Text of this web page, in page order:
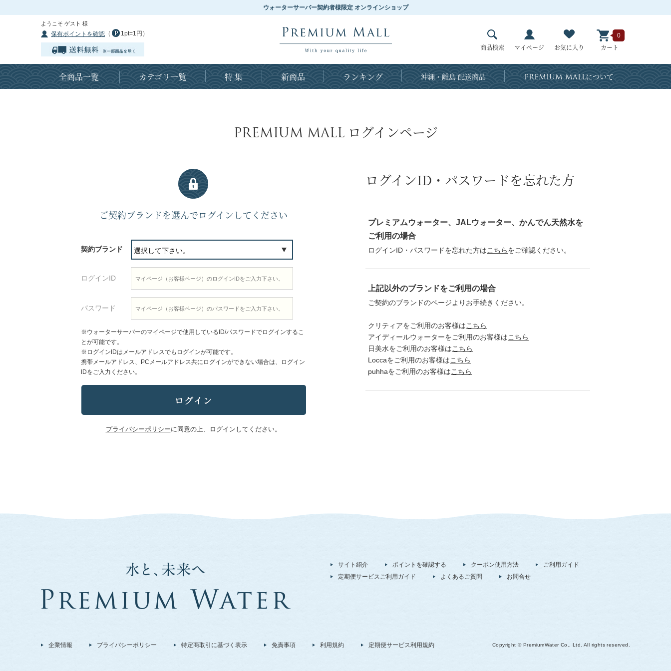
ウォーターサーバー契約者様限定 オンラインショップ
ようこそ ゲスト 様
保有ポイントを確認 （ 1pt=1円）
商品検索 マイページ お気に入り カート
0
全商品一覧 カテゴリ一覧 特 集 新商品 ランキング 沖縄・離島 配送商品 PREMIUM MALLについて
PREMIUM MALLログインページ
ご契約ブランドを選んでログインしてください
契約ブランド
ログインID
パスワード
※ウォーターサーバーのマイページで使用しているID/パスワードでログインするこ
とが可能です。
※ログインIDはメールアドレスでもログインが可能です。
携帯メールアドレス、PCメールアドレス共にログインができない場合は、ログイン
IDをご入力ください。
プライバシーポリシーに同意の上、ログインしてください。
ログインID・パスワードを忘れた方
プレミアムウォーター、JALウォーター、かんでん天然水を
ご利用の場合
ログインID・パスワードを忘れた方はこちらをご確認ください。
上記以外のブランドをご利用の場合
ご契約のブランドのページよりお手続きください。
クリティアをご利用のお客様はこちら
アイディールウォーターをご利用のお客様はこちら
日美水をご利用のお客様はこちら
Loccaをご利用のお客様はこちら
puhhaをご利用のお客様はこちら
サイト紹介 ポイントを確認する クーポン使用方法
ご利用ガイド
定期便サービスご利用ガイド
よくあるご質問 お問合せ
企業情報 プライバシーポリシー 特定商取引に基づく表示 免責事項 利用規約 定期便サービス利用規約 Copyright © PremiumWater Co., Ltd. All rights reserved.